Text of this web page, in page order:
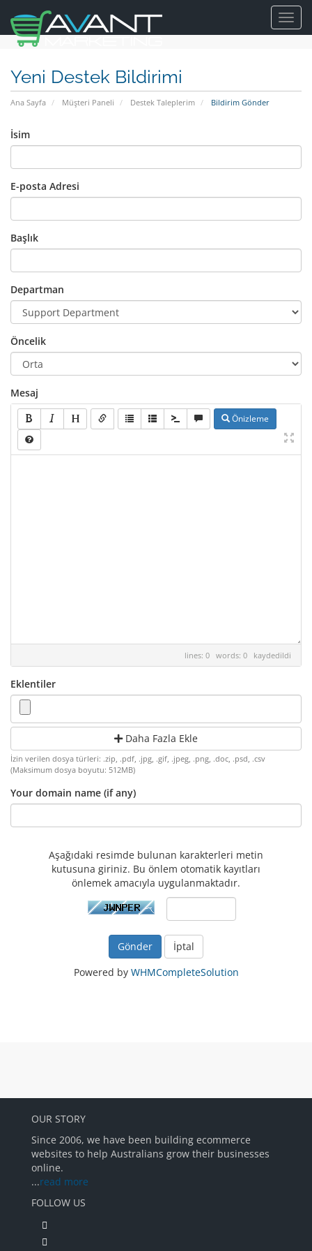
Yeni Destek Bildirimi
Ana Sayfa Müşteri Paneli Destek Taleplerim Bildirim Gönder
İsim
E-posta Adresi
Başlık
Departman
Öncelik
Mesaj
Önizleme
lines: 0 words: 0 kaydedildi
Eklentiler
Daha Fazla Ekle
İzin verilen dosya türleri: .zip, .pdf, .jpg, .gif, .jpeg, .png, .doc, .psd, .csv
(Maksimum dosya boyutu: 512MB)
Your domain name (if any)
Aşağıdaki resimde bulunan karakterleri metin
kutusuna giriniz. Bu önlem otomatik kayıtları
önlemek amacıyla uygulanmaktadır.
İptal
Powered by WHMCompleteSolution
OUR STORY
Since 2006, we have been building ecommerce
websites to help Australians grow their businesses
online.
...read more
FOLLOW US